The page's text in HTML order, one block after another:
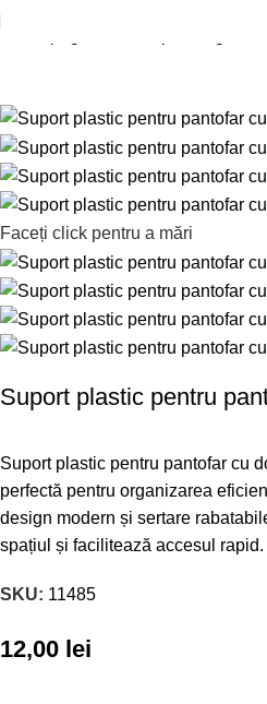
Faceți click pentru a mări
Suport plastic pentru
Suport plastic pentru pantofar cu
perfectă pentru organizarea
design modern și sertare
spațiul și facilitează accesul
SKU: 11485
12,00 lei